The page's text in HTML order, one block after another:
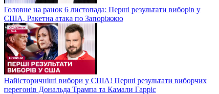
Головне на ранок 6 листопада: Перші результати виборів у
США, Ракетна атака по Запоріжжю
Найісторичніші вибори у США! Перші результати виборчих
перегонів Дональда Трампа та Камали Гарріс